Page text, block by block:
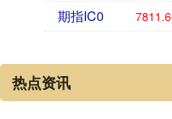
期指IC0
热点资讯